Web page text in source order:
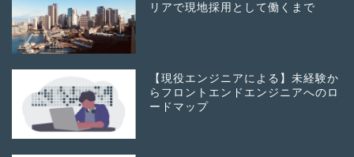
リアで現地採用として働くまで
【現役エンジニアによる】未経験か
らフロントエンドエンジニアへのロ
ードマップ